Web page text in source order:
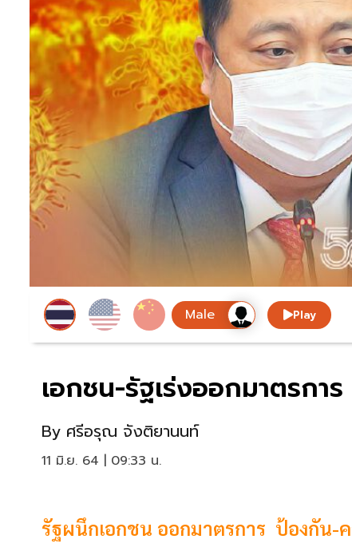
Play
เอกชน-รัฐเร่งออกมาตรกา
By ศรีอรุณ จังติยานนท์
11 มิ.ย. 64 | 09:33 น.
รัฐผนึกเอกชน ออกมาตรการ ป้องกัน-